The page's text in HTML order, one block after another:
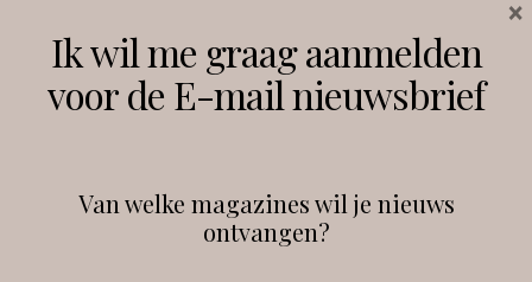
Ik wil me graag aanmelden
voor de E-mail nieuwsbrief
Van welke magazines wil je nieuws
ontvangen?